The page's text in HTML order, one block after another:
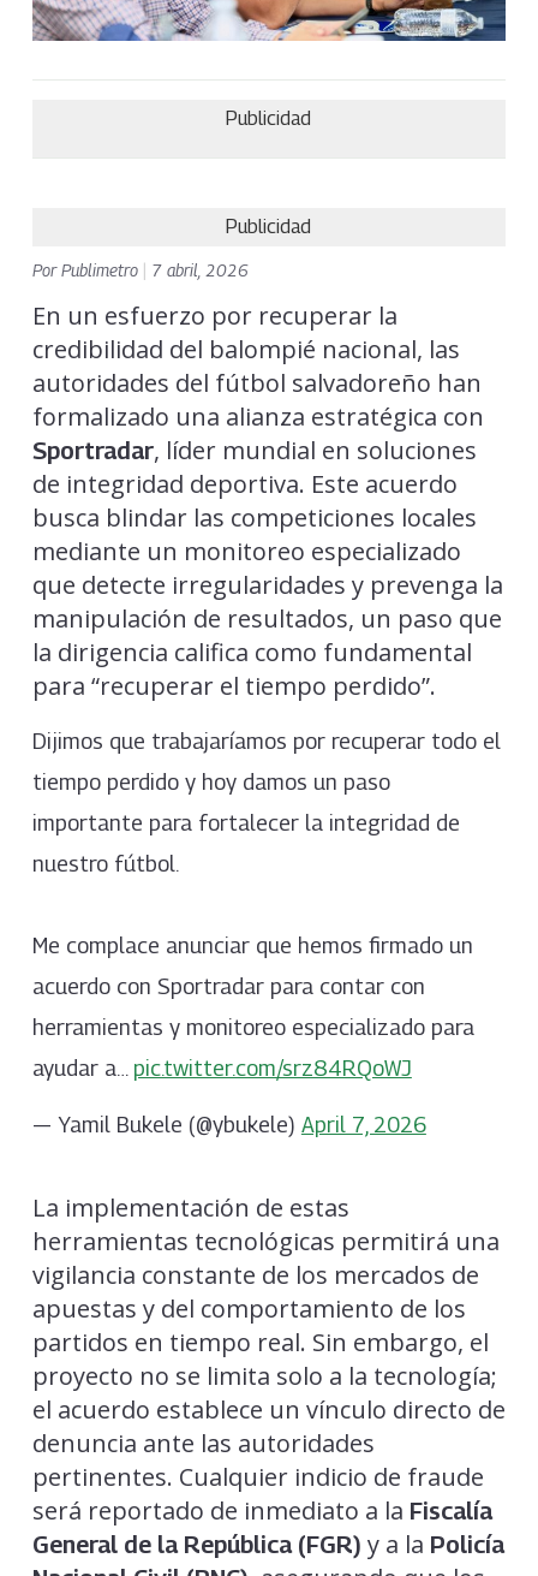
Publicidad
Publicidad
PorPublimetro 7 abril, 2026
En un esfuerzo por recuperar la
credibilidad del balompié nacional, las
autoridades del fútbol salvadoreño han
formalizado una alianza estratégica con
Sportradar, líder mundial en soluciones
de integridad deportiva. Este acuerdo
busca blindar las competiciones locales
mediante un monitoreo especializado
que detecte irregularidades y prevenga la
manipulación de resultados, un paso que
la dirigencia califica como fundamental
para “recuperar el tiempo perdido”.
Dijimos que trabajaríamos por recuperar todo el
tiempo perdido y hoy damos un paso
importante para fortalecer la integridad de
nuestro fútbol.
Me complace anunciar que hemos firmado un
acuerdo con Sportradar para contar con
herramientas y monitoreo especializado para
ayudar a… pic.twitter.com/srz84RQoWJ
— Yamil Bukele (@ybukele) April 7, 2026
La implementación de estas
herramientas tecnológicas permitirá una
vigilancia constante de los mercados de
apuestas y del comportamiento de los
partidos en tiempo real. Sin embargo, el
proyecto no se limita solo a la tecnología;
el acuerdo establece un vínculo directo de
denuncia ante las autoridades
pertinentes. Cualquier indicio de fraude
será reportado de inmediato a la Fiscalía
General de la República (FGR) y a la Policía